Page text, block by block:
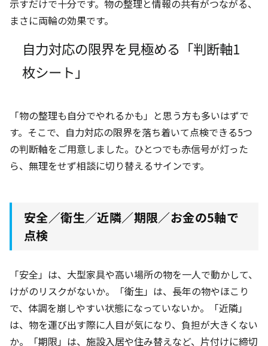
示すだけで十分です。物の整理と情報の共有がつながる、
まさに両輪の効果です。
自力対応の限界を見極める「判断軸1
枚シート」
「物の整理も自分でやれるかも」と思う方も多いはずで
す。そこで、自力対応の限界を落ち着いて点検できる5つ
の判断軸をご用意しました。ひとつでも赤信号が灯った
ら、無理をせず相談に切り替えるサインです。
安全／衛生／近隣／期限／お金の5軸で
点検
「安全」は、大型家具や高い場所の物を一人で動かして、
けがのリスクがないか。「衛生」は、長年の物やほこり
で、体調を崩しやすい状態になっていないか。「近隣」
は、物を運び出す際に人目が気になり、負担が大きくない
か。「期限」は、施設入居や住み替えなど、片付けに締切